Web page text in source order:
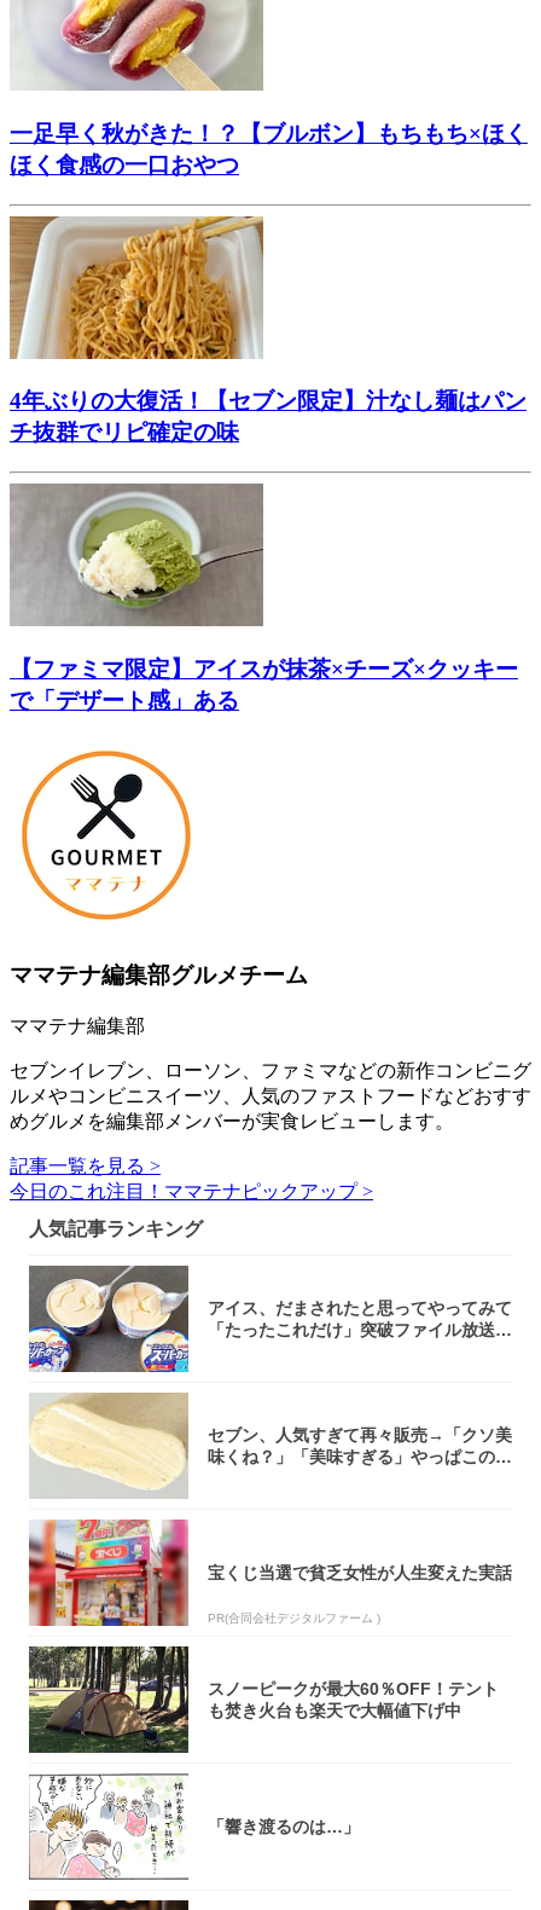
一足早く秋がきた！？【ブルボン】もちもち×ほく
ほく食感の一口おやつ
4年ぶりの大復活！【セブン限定】汁なし麺はパン
チ抜群でリピ確定の味
【ファミマ限定】アイスが抹茶×チーズ×クッキー
で「デザート感」ある
ママテナ編集部グルメチーム
ママテナ編集部
セブンイレブン、ローソン、ファミマなどの新作コンビニグ
ルメやコンビニスイーツ、人気のファストフードなどおすす
めグルメを編集部メンバーが実食レビューします。
記事一覧を見る >
今日のこれ注目！ママテナピックアップ >
人気記事ランキング
アイス、だまされたと思ってやってみて
「たったこれだけ」突破ファイル放送で
セブン、人気すぎて再々販売→「クソ美
味くね？」「美味すぎる」やっぱこのク
宝くじ当選で貧乏女性が人生変えた実話
PR(合同会社デジタルファーム )
スノーピークが最大60％OFF！テント
も焚き火台も楽天で大幅値下げ中
「響き渡るのは…」